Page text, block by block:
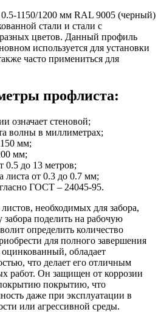
1150/1200 мм RAL 9005 (черный)
стали и стали с
цветов. Данный профиль
используется для установки
часто примениться для
профлиста:
означает стеновой;
волны в миллиметрах;
мм;
мм;
0.5 до 13 метров;
от 0.3 до 0.7 мм;
ГОСТ – 24045-95.
необходимых для забора,
поделить на рабочую
определить количество
для полного завершения
обладает
что делает его отличным
работ. Он защищен от коррозии
покрытию, что
даже при эксплуатации в
или агрессивной среды.